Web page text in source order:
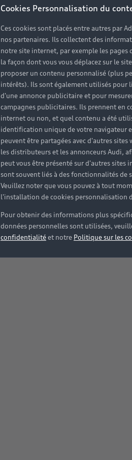
Cookies Personnalisation du
Ces cookies sont placés entre autres par
nos partenaires. Ils collectent des
notre site internet, par exemple les pages
la façon dont vous vous déplacez sur le
proposer un contenu personnalisé (plus
intérêts). Ils sont également utilisés pour
d'une annonce publicitaire et pour
campagnes publicitaires. Ils prennent en
internet ou non, et quel contenu a été
identification unique de votre navigateur
peuvent être partagées avec d'autres sites
les distributeurs et les annonceurs Audi,
peut vous être présenté sur d'autres sites
sont souvent liés à des fonctionnalités de
Veuillez noter que vous pouvez à tout
l'installation de cookies personnalisation
Pour obtenir des informations plus
données personnelles sont utilisées,
confidentialitéet notre Politique sur les